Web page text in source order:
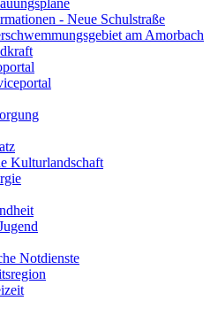
- Neue Schulstraße
am Amorbach
Kulturlandschaft
Notdienste